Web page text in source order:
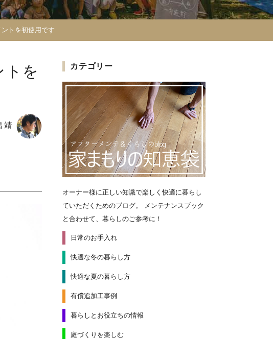
トを初使用です
を
靖
カテゴリー
オーナー様に正しい知識で楽しく快適に暮らし
ていただくためのブログ。
メンテナンスブック
と合わせて、暮らしのご参考に！
日常のお手入れ
快適な冬の暮らし方
快適な夏の暮らし方
有償追加工事例
暮らしとお役立ちの情報
庭づくりを楽しむ